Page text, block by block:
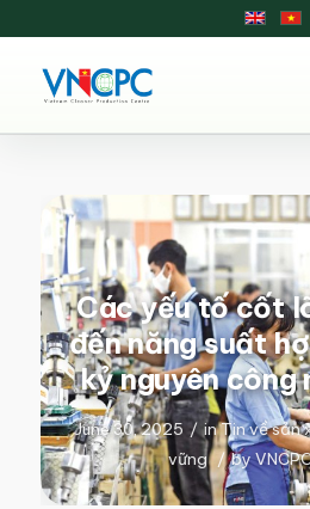
Các yếu tố cốt
đến năng suất
kỷ nguyên công
June 30, 2025 / inTin về sản
vững / by